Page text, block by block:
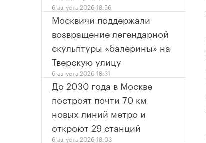
6 августа 2026 18:56
Москвичи поддержали
возвращение легендарной
скульптуры «балерины» на
Тверскую улицу
6 августа 2026 18:31
До 2030 года в Москве
построят почти 70 км
новых линий метро и
откроют 29 станций
6 августа 2026 18:03